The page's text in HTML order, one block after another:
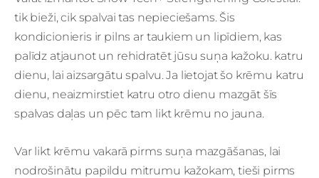
tik bieži, cik spalvai tas nepieciešams. Šis
kondicionieris ir pilns ar taukiem un lipīdiem, kas
palīdz atjaunot un rehidratēt jūsu suņa kažoku. katru
dienu, lai aizsargātu spalvu. Ja lietojat šo krēmu katru
dienu, neaizmirstiet katru otro dienu mazgāt šīs
spalvas daļas un pēc tam likt krēmu no jauna.
Var likt krēmu vakarā pirms suņa mazgāšanas, lai
nodrošinātu papildu mitrumu kažokam, tieši pirms